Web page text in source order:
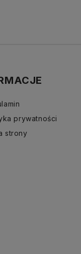
prywatności
strony